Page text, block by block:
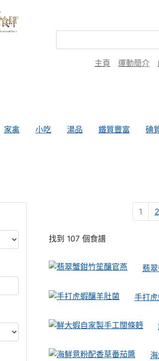
主頁 運動簡介
家禽 小吃 湯品 鐵質豐富 碘
1 2
找到 107 個食譜
翡
手打